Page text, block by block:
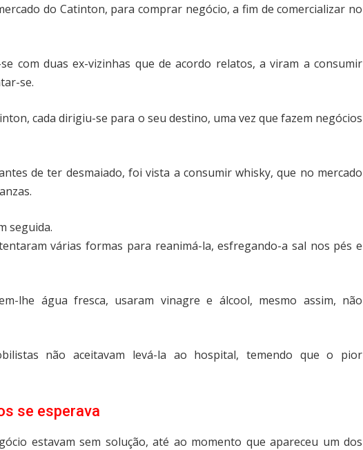
do Catinton, para comprar negócio, a fim de comercializar no
com duas ex-vizinhas que de acordo relatos, a viram a consumir
se.
cada dirigiu-se para o seu destino, uma vez que fazem negócios
de ter desmaiado, foi vista a consumir whisky, que no mercado
seguida.
várias formas para reanimá-la, esfregando-a sal nos pés e
lhe água fresca, usaram vinagre e álcool, mesmo assim, não
não aceitavam levá-la ao hospital, temendo que o pior
se esperava
estavam sem solução, até ao momento que apareceu um dos